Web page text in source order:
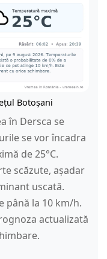
Botoșani
în Dersca se
se vor încadra
de 25°C.
scăzute, așadar
uscată.
până la 10 km/h.
actualizată